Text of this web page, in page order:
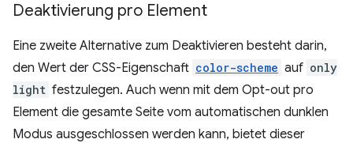
Deaktivierung pro Element
Eine zweite Alternative zum Deaktivieren besteht darin,
den Wert der CSS-Eigenschaft color-scheme auf only
light festzulegen. Auch wenn mit dem Opt-out pro
Element die gesamte Seite vom automatischen dunklen
Modus ausgeschlossen werden kann, bietet dieser